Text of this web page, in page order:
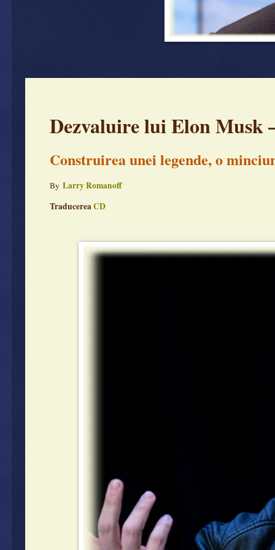
Dezvaluire lui Elon Musk
Construirea unei legende, o
By Larry Romanoff
TraducereaCD